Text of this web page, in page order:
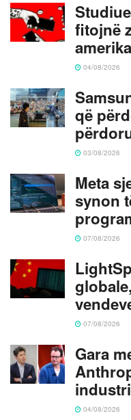
fitojnë
04/08/2026
që
03/08/2026
Meta
synon
07/08/2026
07/08/2026
Gara
04/08/2026